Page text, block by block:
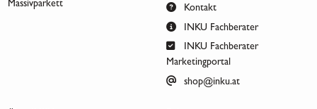
Massivparkett
Kontakt
INKU Fachberater
INKU Fachberater
Marketingportal
shop@inku.at